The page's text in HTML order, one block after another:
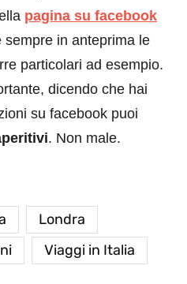
pagina su facebook
in anteprima le
particolari ad esempio.
dicendo che hai
su facebook puoi
. Non male.
Londra
Viaggi in Italia